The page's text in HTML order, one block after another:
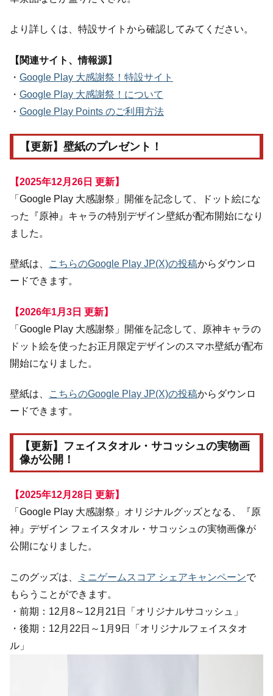
より詳しくは、特設サイトから確認してみてください。
【関連サイト、情報源】
・ Google Play 大感謝祭！特設サイト
・ Google Play 大感謝祭！について
・ Google Play Points のご利用方法
【更新】壁紙のプレゼント！
【2025年12月26日 更新】
「Google Play 大感謝祭」開催を記念して、ドット絵にな
った『原神』キャラの特別デザイン壁紙が配布開始になり
ました。
壁紙は、 こちらのGoogle Play JP(X)の投稿からダウンロ
ードできます。
【2026年1月3日 更新】
「Google Play 大感謝祭」開催を記念して、原神キャラの
ドット絵を使ったお正月限定デザインのスマホ壁紙が配布
開始になりました。
壁紙は、 こちらのGoogle Play JP(X)の投稿からダウンロ
ードできます。
【更新】フェイスタオル・サコッシュの実物画
像が公開！
【2025年12月28日 更新】
「Google Play 大感謝祭」オリジナルグッズとなる、『原
神』デザイン フェイスタオル・サコッシュの実物画像が
公開になりました。
このグッズは、 ミニゲームスコア シェアキャンペーンで
もらうことができます。
・前期：12月8～12月21日「オリジナルサコッシュ」
・後期：12月22日～1月9日「オリジナルフェイスタオ
ル」